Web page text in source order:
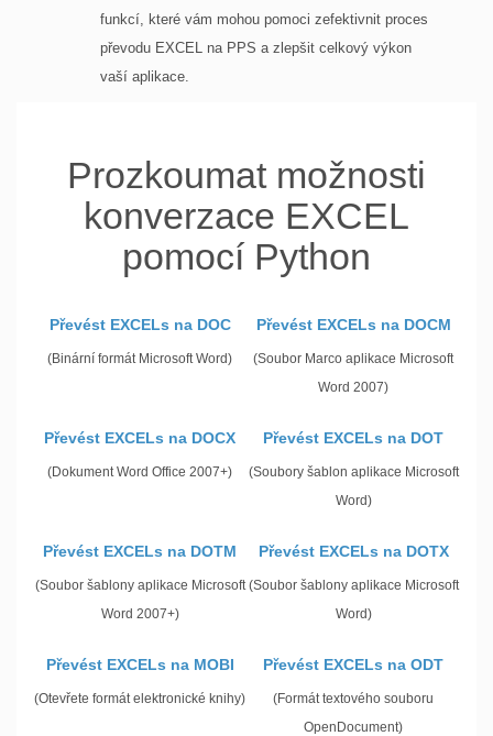
funkcí, které vám mohou pomoci zefektivnit proces
převodu EXCEL na PPS a zlepšit celkový výkon
vaší aplikace.
Prozkoumat možnosti
konverzace EXCEL
pomocí Python
Převést EXCELs na DOC
(Binární formát Microsoft Word)
Převést EXCELs na DOCM
(Soubor Marco aplikace Microsoft
Word 2007)
Převést EXCELs na DOCX
(Dokument Word Office 2007+)
Převést EXCELs na DOT
(Soubory šablon aplikace Microsoft
Word)
Převést EXCELs na DOTM
(Soubor šablony aplikace Microsoft
Word 2007+)
Převést EXCELs na DOTX
(Soubor šablony aplikace Microsoft
Word)
Převést EXCELs na MOBI
(Otevřete formát elektronické knihy)
Převést EXCELs na ODT
(Formát textového souboru
OpenDocument)